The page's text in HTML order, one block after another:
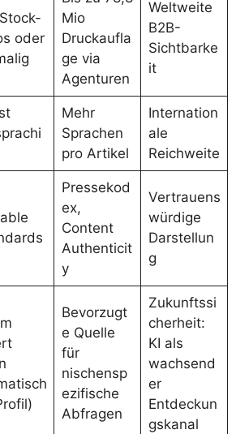
oder
Mio
Druckaufla
ge via
Agenturen
Weltweite
B2B-
Sichtbarke
it
Mehr
Sprachen
pro Artikel
Internation
ale
Reichweite
Pressekod
ex,
Content
Authenticit
y
Vertrauens
würdige
Darstellun
g
Bevorzugt
e Quelle
für
nischensp
ezifische
Abfragen
Zukunftssi
cherheit:
KI als
wachsend
er
Entdeckun
gskanal